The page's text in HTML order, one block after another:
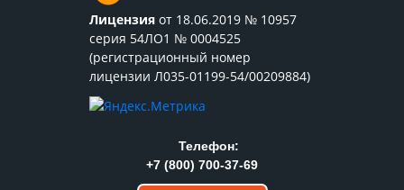
Лицензия от 18.06.2019 № 10957
серия 54ЛО1 № 0004525
(регистрационный номер
лицензии Л035-01199-54/00209884)
Телефон:
+7 (800) 700-37-69